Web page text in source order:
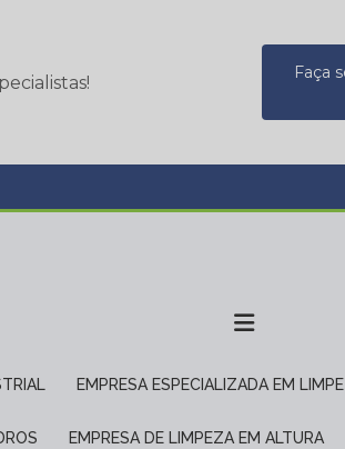
Faça
EMPRESA ESPECIALIZADA EM
EMPRESA DE LIMPEZA EM ALTURA